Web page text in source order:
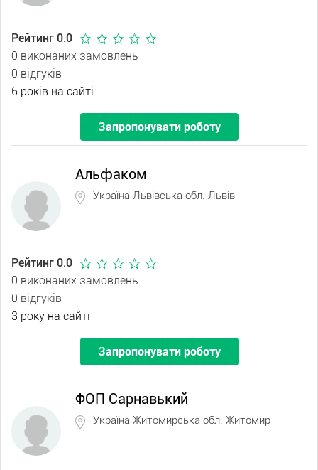
Рейтинг 0.0
0 виконаних замовлень
0 відгуків
6 років на сайті
Запропонувати роботу
Альфаком
Україна Львівська обл. Львів
Рейтинг 0.0
0 виконаних замовлень
0 відгуків
3 року на сайті
Запропонувати роботу
ФОП Сарнавький
Україна Житомирська обл. Житомир